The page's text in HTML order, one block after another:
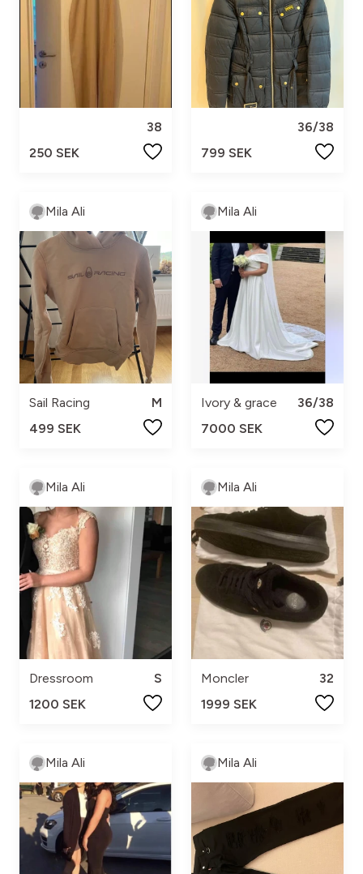
38
250 SEK
36/38
799 SEK
Mila Ali
Sail Racing
M
499 SEK
Mila Ali
Ivory & grace
36/38
7000 SEK
Mila Ali
Dressroom
S
1200 SEK
Mila Ali
Moncler
32
1999 SEK
Mila Ali Mila Ali